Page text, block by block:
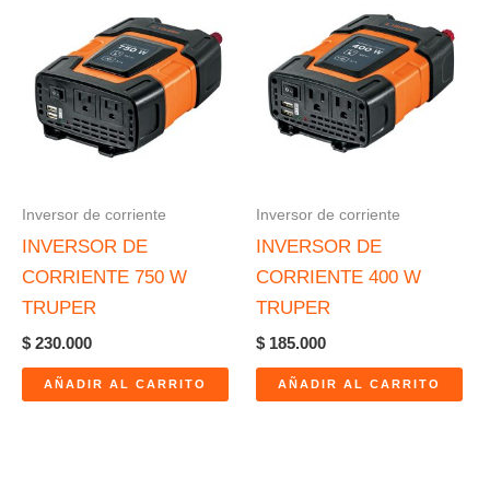
Inversor de corriente
INVERSOR DE
CORRIENTE 750 W
TRUPER
$ 230.000
AÑADIR AL CARRITO
Inversor de corriente
INVERSOR DE
CORRIENTE 400 W
TRUPER
$ 185.000
AÑADIR AL CARRITO